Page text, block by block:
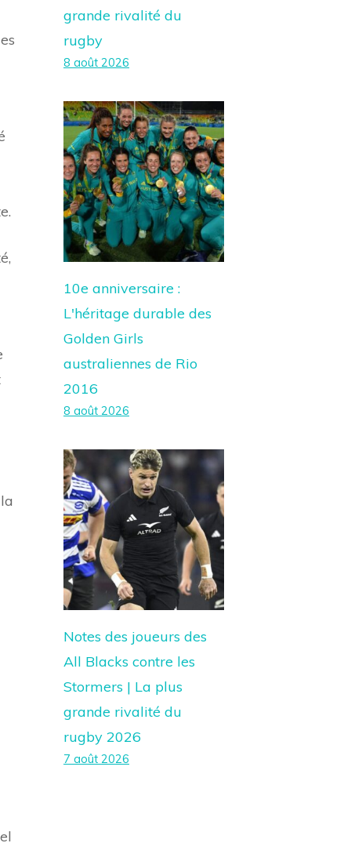
grande rivalité du
rugby
8 août 2026
10e anniversaire :
L'héritage durable des
Golden Girls
australiennes de Rio
2016
8 août 2026
Notes des joueurs des
All Blacks contre les
Stormers | La plus
grande rivalité du
rugby 2026
7 août 2026